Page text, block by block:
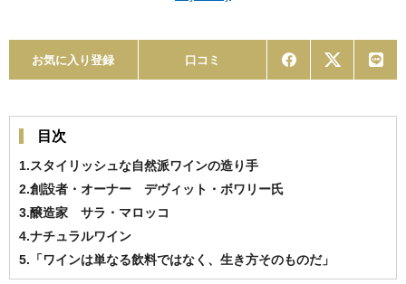
お気に入り登録 口コミ
目次
1.スタイリッシュな自然派ワインの造り手
2.創設者・オーナー デヴィット・ボワリー氏
3.醸造家 サラ・マロッコ
4.ナチュラルワイン
5.「ワインは単なる飲料ではなく、生き方そのものだ」